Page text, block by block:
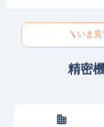
いま見
精密